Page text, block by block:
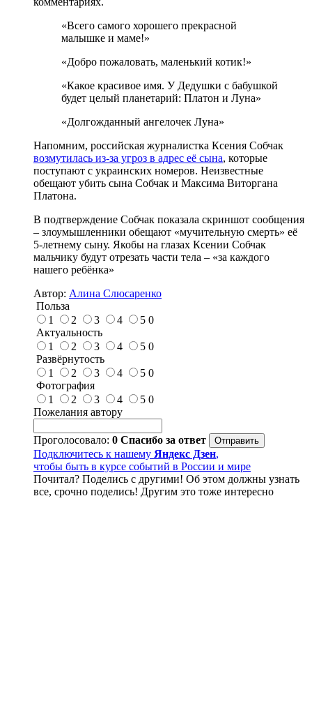
«Всего самого хорошего прекрасной
малышке и маме!»
«Добро пожаловать, маленький котик!»
«Какое красивое имя. У Дедушки с бабушкой
будет целый планетарий: Платон и Луна»
«Долгожданный ангелочек Луна»
Напомним, российская журналистка Ксения Собчак
возмутилась из-за угроз в адрес её сына, которые
поступают с украинских номеров. Неизвестные
обещают убить сына Собчак и Максима Виторгана
Платона.
В подтверждение Собчак показала скриншот сообщения
– злоумышленники обещают «мучительную смерть» её
5-летнему сыну. Якобы на глазах Ксении Собчак
мальчику будут отрезать части тела – «за каждого
нашего ребёнка»
Автор: Алина Слюсаренко
Польза
1
2 3 4 5 0
Актуальность
1
2 3 4 5 0
Развёрнутость
1
2 3 4 5 0
Фотография
1
2 3 4 5 0
Пожелания автору
Проголосовало: 0 Спасибо за ответ
Подключитесь к нашему Яндекс Дзен,
чтобы быть в курсе событий в России и мире
Почитал? Поделись с другими! Об этом должны узнать
все, срочно поделись! Другим это тоже интересно